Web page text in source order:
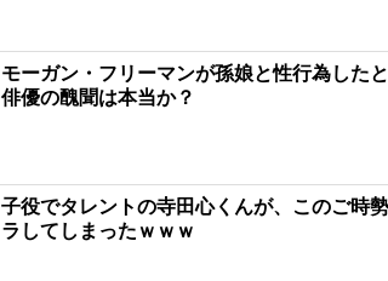
モーガン・フリーマンが孫娘と性行為した
俳優の醜聞は本当か？
子役でタレントの寺田心くんが、このご時
ラしてしまったｗｗｗ